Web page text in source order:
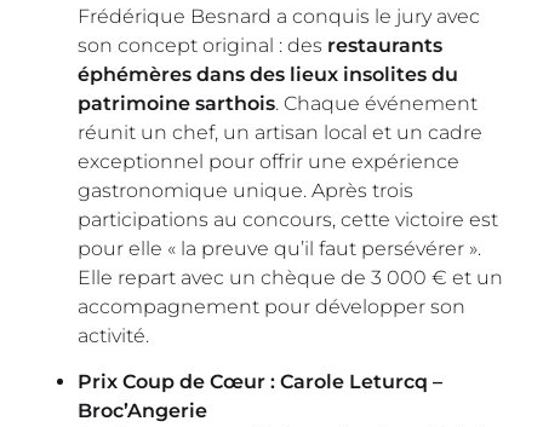
Frédérique Besnard a conquis le jury avec
son concept original : des restaurants
éphémères dans des lieux insolites du
patrimoine sarthois. Chaque événement
réunit un chef, un artisan local et un cadre
exceptionnel pour offrir une expérience
gastronomique unique. Après trois
participations au concours, cette victoire est
pour elle « la preuve qu’il faut persévérer ».
Elle repart avec un chèque de 3 000 € et un
accompagnement pour développer son
activité.
Prix Coup de Cœur : Carole Leturcq –
Broc’Angerie